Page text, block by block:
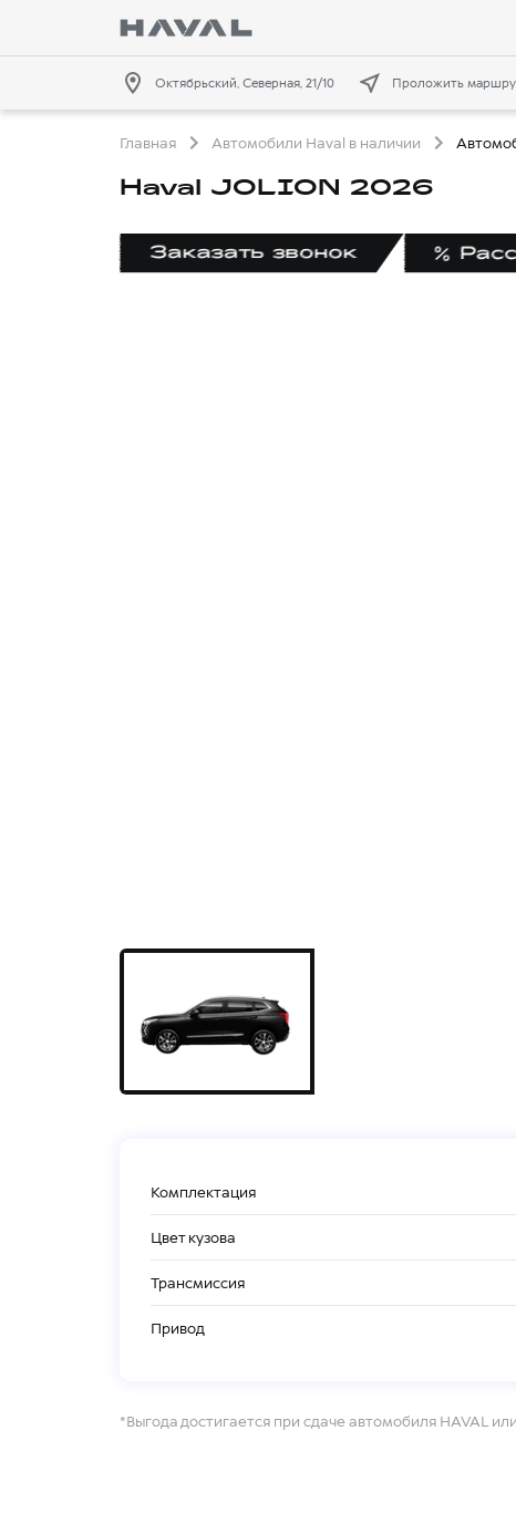
Октябрьский, Северная, 21/10 Проложить
Главная Автомобили Haval в наличии
Haval JOLION 2026
Заказать звонок
Комплектация
Цвет кузова
Трансмиссия
Привод
*Выгода достигается при сдаче автомобиля HAVAL